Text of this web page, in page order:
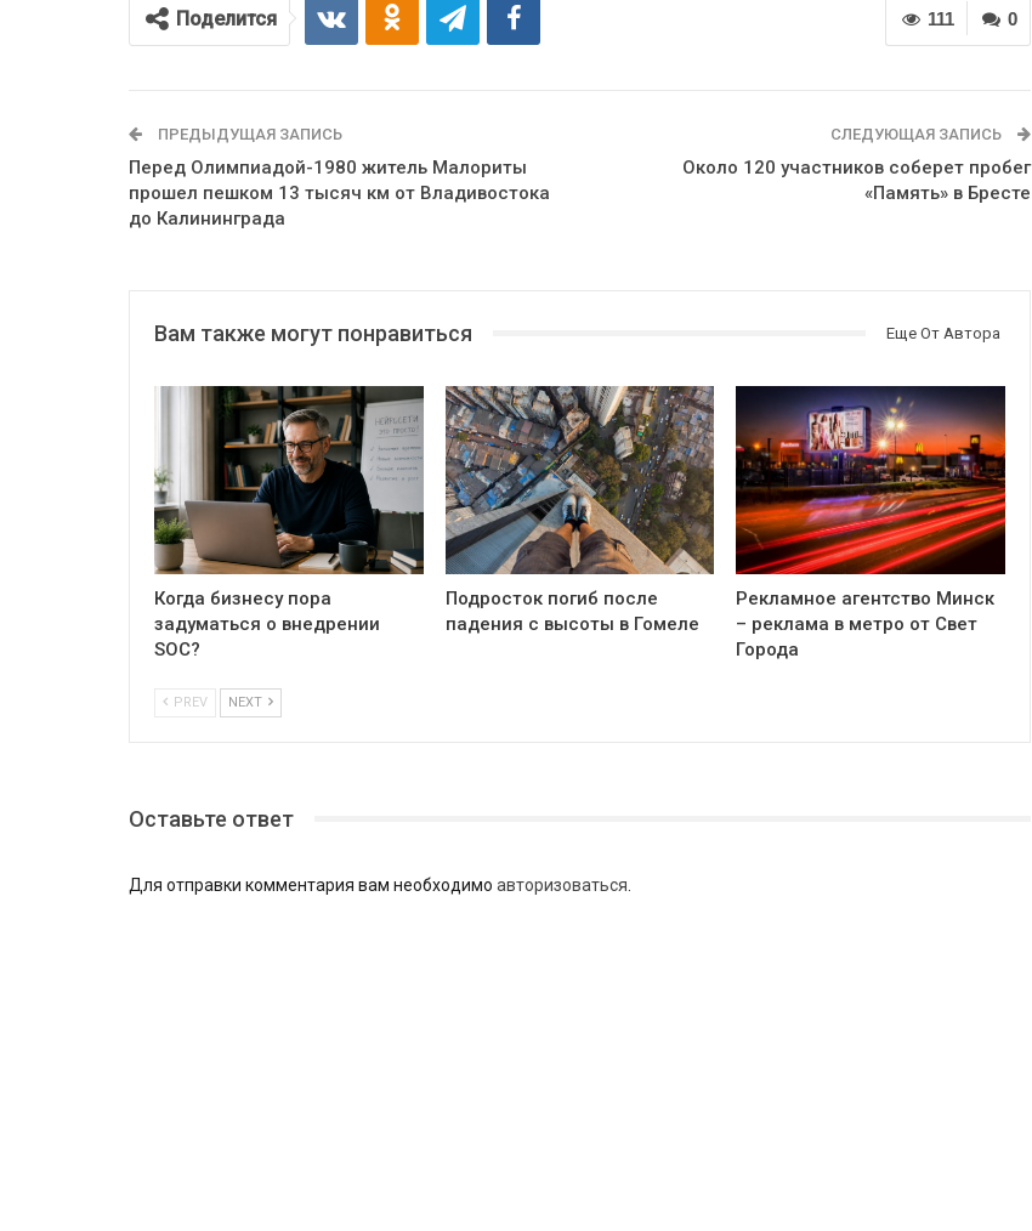
0
111
Поделится
ПРЕДЫДУЩАЯ ЗАПИСЬ
Перед Олимпиадой-1980 житель Малориты
прошел пешком 13 тысяч км от Владивостока
до Калининграда
СЛЕДУЮЩАЯ ЗАПИСЬ
Около 120 участников соберет пробег
«Память» в Бресте
Вам также могут понравиться Еще От Автора
Когда бизнесу пора
задуматься о внедрении
SOC?
Подросток погиб после
падения с высоты в Гомеле
Рекламное агентство Минск
– реклама в метро от Свет
Города
PREV NEXT
Оставьте ответ
Для отправки комментария вам необходимо авторизоваться